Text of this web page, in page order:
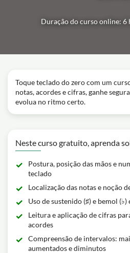
Duração do curso online: 6
Toque teclado do zero com um
notas, acordes e cifras, ganhe
evolua no ritmo certo.
Neste curso gratuito, aprenda
Postura, posição das mãos e
teclado
Localização das notas e noção
Uso de sustenido (♯) e bemol
Leitura e aplicação de cifras
acordes
Compreensão de intervalos:
aumentados e diminutos